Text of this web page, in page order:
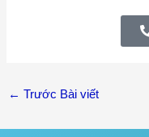
← Trước Bài viết